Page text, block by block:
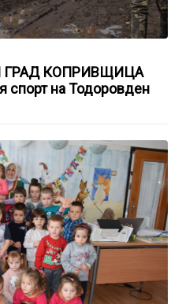
КОПРИВЩИЦА
спорт на Тодоровден